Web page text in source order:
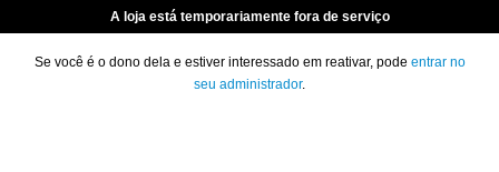
A loja está temporariamente fora de serviço
Se você é o dono dela e estiver interessado em reativar, pode entrar no
seu administrador.